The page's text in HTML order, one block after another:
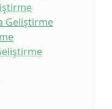
Geliştirme